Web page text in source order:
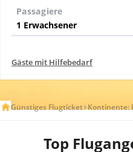
Passagiere
Gäste mit Hilfebedarf
Günstiges Flugticket Kontinente:
Top